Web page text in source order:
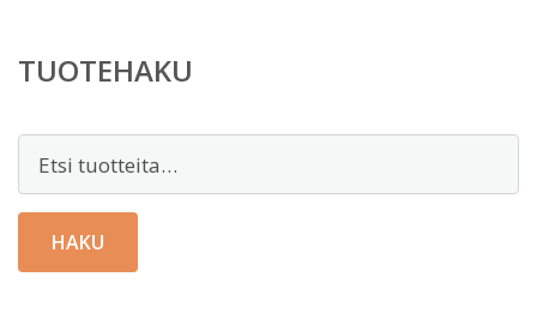
TUOTEHAKU
HAKU